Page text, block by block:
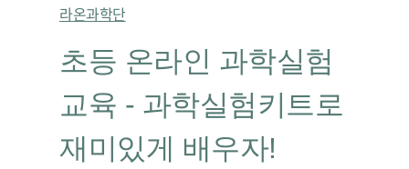
라온과학단
초등 온라인 과학실험
교육 - 과학실험키트로
재미있게 배우자!